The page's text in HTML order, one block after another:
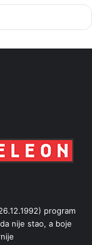
program
nije stao, a boje